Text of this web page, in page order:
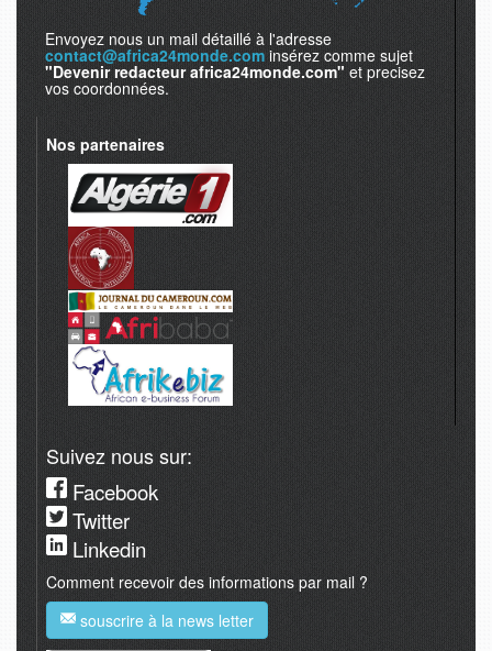
Envoyez nous un mail détaillé à l'adresse
contact@africa24monde.com insérez comme sujet
"Devenir redacteur africa24monde.com" et precisez
vos coordonnées.
Nos partenaires
Suivez nous sur:
Facebook
Twitter
Linkedin
Comment recevoir des informations par mail ?
souscrire à la news letter